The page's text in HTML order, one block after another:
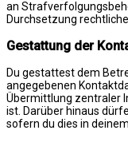
an
Durchsetzung
Gestattung der
Du gestattest dem
angegebenen
Übermittlung zentraler
ist. Darüber hinaus
sofern du dies in